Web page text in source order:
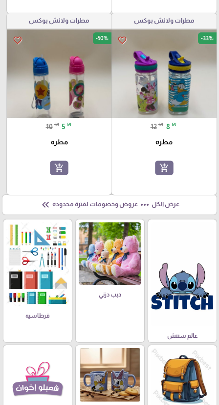
مطرات ولانش بوكس
favorite_border -33%
12 ₪ 8 ₪
مطره
add_shopping_cart
مطرات ولانش بوكس
favorite_border -50%
10 ₪ 5 ₪
مطره
add_shopping_cart
عرض الكل more_horiz عروض وخصومات لفترة محدودة keyboard_double_arrow_left
عالم ستتش
دبب دزني
قرطاسيه